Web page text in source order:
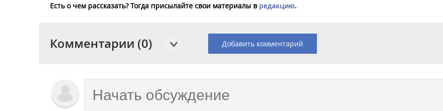
Есть о чем рассказать? Тогда присылайте свои материалы в редакцию.
Комментарии (0) Добавить комментарий